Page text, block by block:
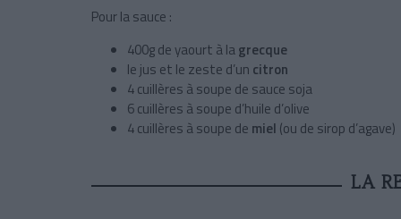
Pour la sauce :
400g de yaourt à lagrecque
le jus et le zeste d’un citron
4 cuillères à soupe de sauce soja
6 cuillères à soupe d’huile d’olive
4 cuillères à soupe de miel (ou de sirop d’agave)
LA